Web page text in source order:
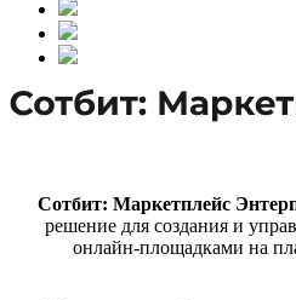
Сотбит: Маркетплейс
решение для создания и
онлайн-площадками на